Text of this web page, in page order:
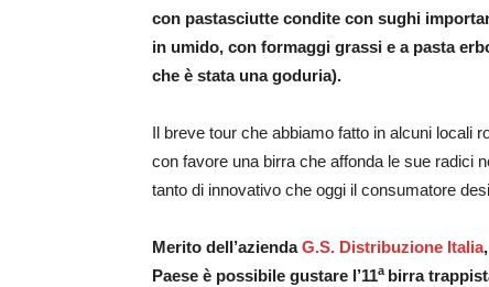
con pastasciutte condite con sughi
in umido, con formaggi grassi e a pasta
che è stata una goduria).
Il breve tour che abbiamo fatto in alcuni locali
con favore una birra che affonda le sue radici
tanto di innovativo che oggi il consumatore
Merito dell’aziendaG.S. Distribuzione Italia
Paese è possibile gustare l’11a birra